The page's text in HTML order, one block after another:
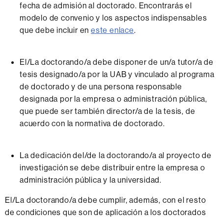
fecha de admisión al doctorado. Encontrarás el
modelo de convenio y los aspectos indispensables
que debe incluir eneste enlace.
El/La doctorando/a debe disponer de un/a tutor/a de
tesis designado/a por la UAB y vinculado al programa
de doctorado y de una persona responsable
designada por la empresa o administración pública,
que puede ser también director/a de la tesis, de
acuerdo con la normativa de doctorado.
La dedicación del/de la doctorando/a al proyecto de
investigación se debe distribuir entre la empresa o
administración pública y la universidad.
El/La doctorando/a debe cumplir, además, con el resto
de condiciones que son de aplicación a los doctorados